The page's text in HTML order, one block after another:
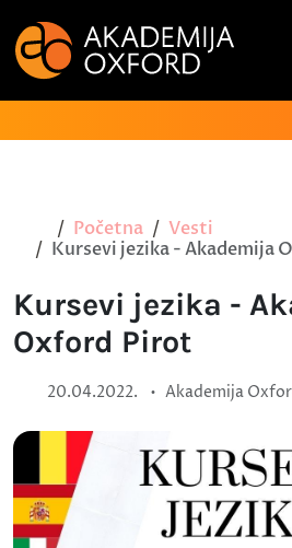
Početna
Vesti
Kursevi jezika - Akademija
Kursevi jezika -
Oxford Pirot
20.04.2022. • Akademija